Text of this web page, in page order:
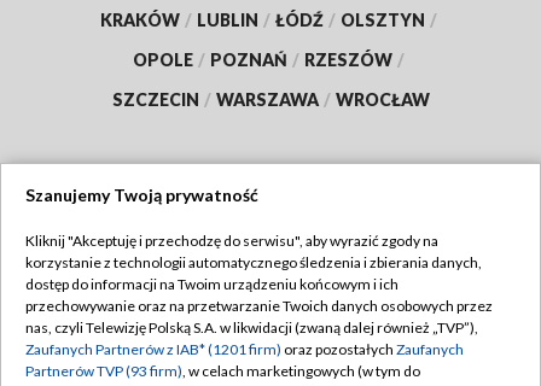
KRAKÓW / LUBLIN / ŁÓDŹ / OLSZTYN /
OPOLE / POZNAŃ / RZESZÓW /
SZCZECIN / WARSZAWA / WROCŁAW
TVP
Abonament TVP
Emisja w TVP
Regulamin TVP
Polityka prywatności
Szanujemy Twoją prywatność
Kliknij "Akceptuję i przechodzę do serwisu", aby wyrazić zgody na
korzystanie z technologii automatycznego śledzenia i zbierania danych,
dostęp do informacji na Twoim urządzeniu końcowym i ich
przechowywanie oraz na przetwarzanie Twoich danych osobowych przez
nas, czyli Telewizję Polską S.A. w likwidacji (zwaną dalej również „TVP”),
Zaufanych Partnerów z IAB* (1201 firm) oraz pozostałych Zaufanych
Partnerów TVP (93 firm), w celach marketingowych (w tym do